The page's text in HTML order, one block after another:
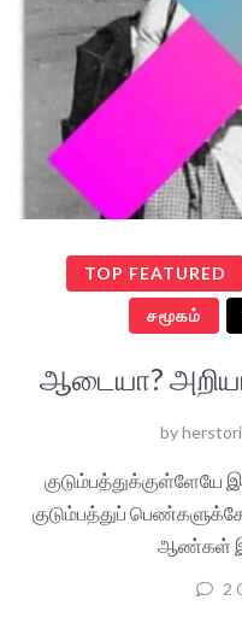
TOP FEATURED
சமூகம்
ஆடையா?
by
குடும்பத்துப்
ஆண்கள்
2